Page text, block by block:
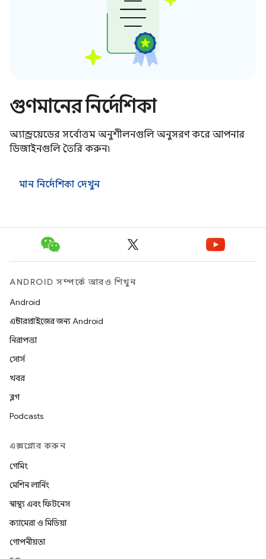
গুণমানের নির্দেশিকা
অ্যান্ড্রয়েডের সর্বোত্তম অনুশীলনগুলি অনুসরণ করে আপনার
ডিজাইনগুলি তৈরি করুন৷
মান নির্দেশিকা দেখুন
ANDROID সম্পর্কে আরও শিখুন
Android
এন্টারপ্রাইজের জন্য Android
নিরাপত্তা
সোর্স
খবর
ব্লগ
Podcasts
এক্সপ্লোর করুন
গেমিং
মেশিন লার্নিং
স্বাস্থ্য এবং ফিটনেস
ক্যামেরা ও মিডিয়া
গোপনীয়তা